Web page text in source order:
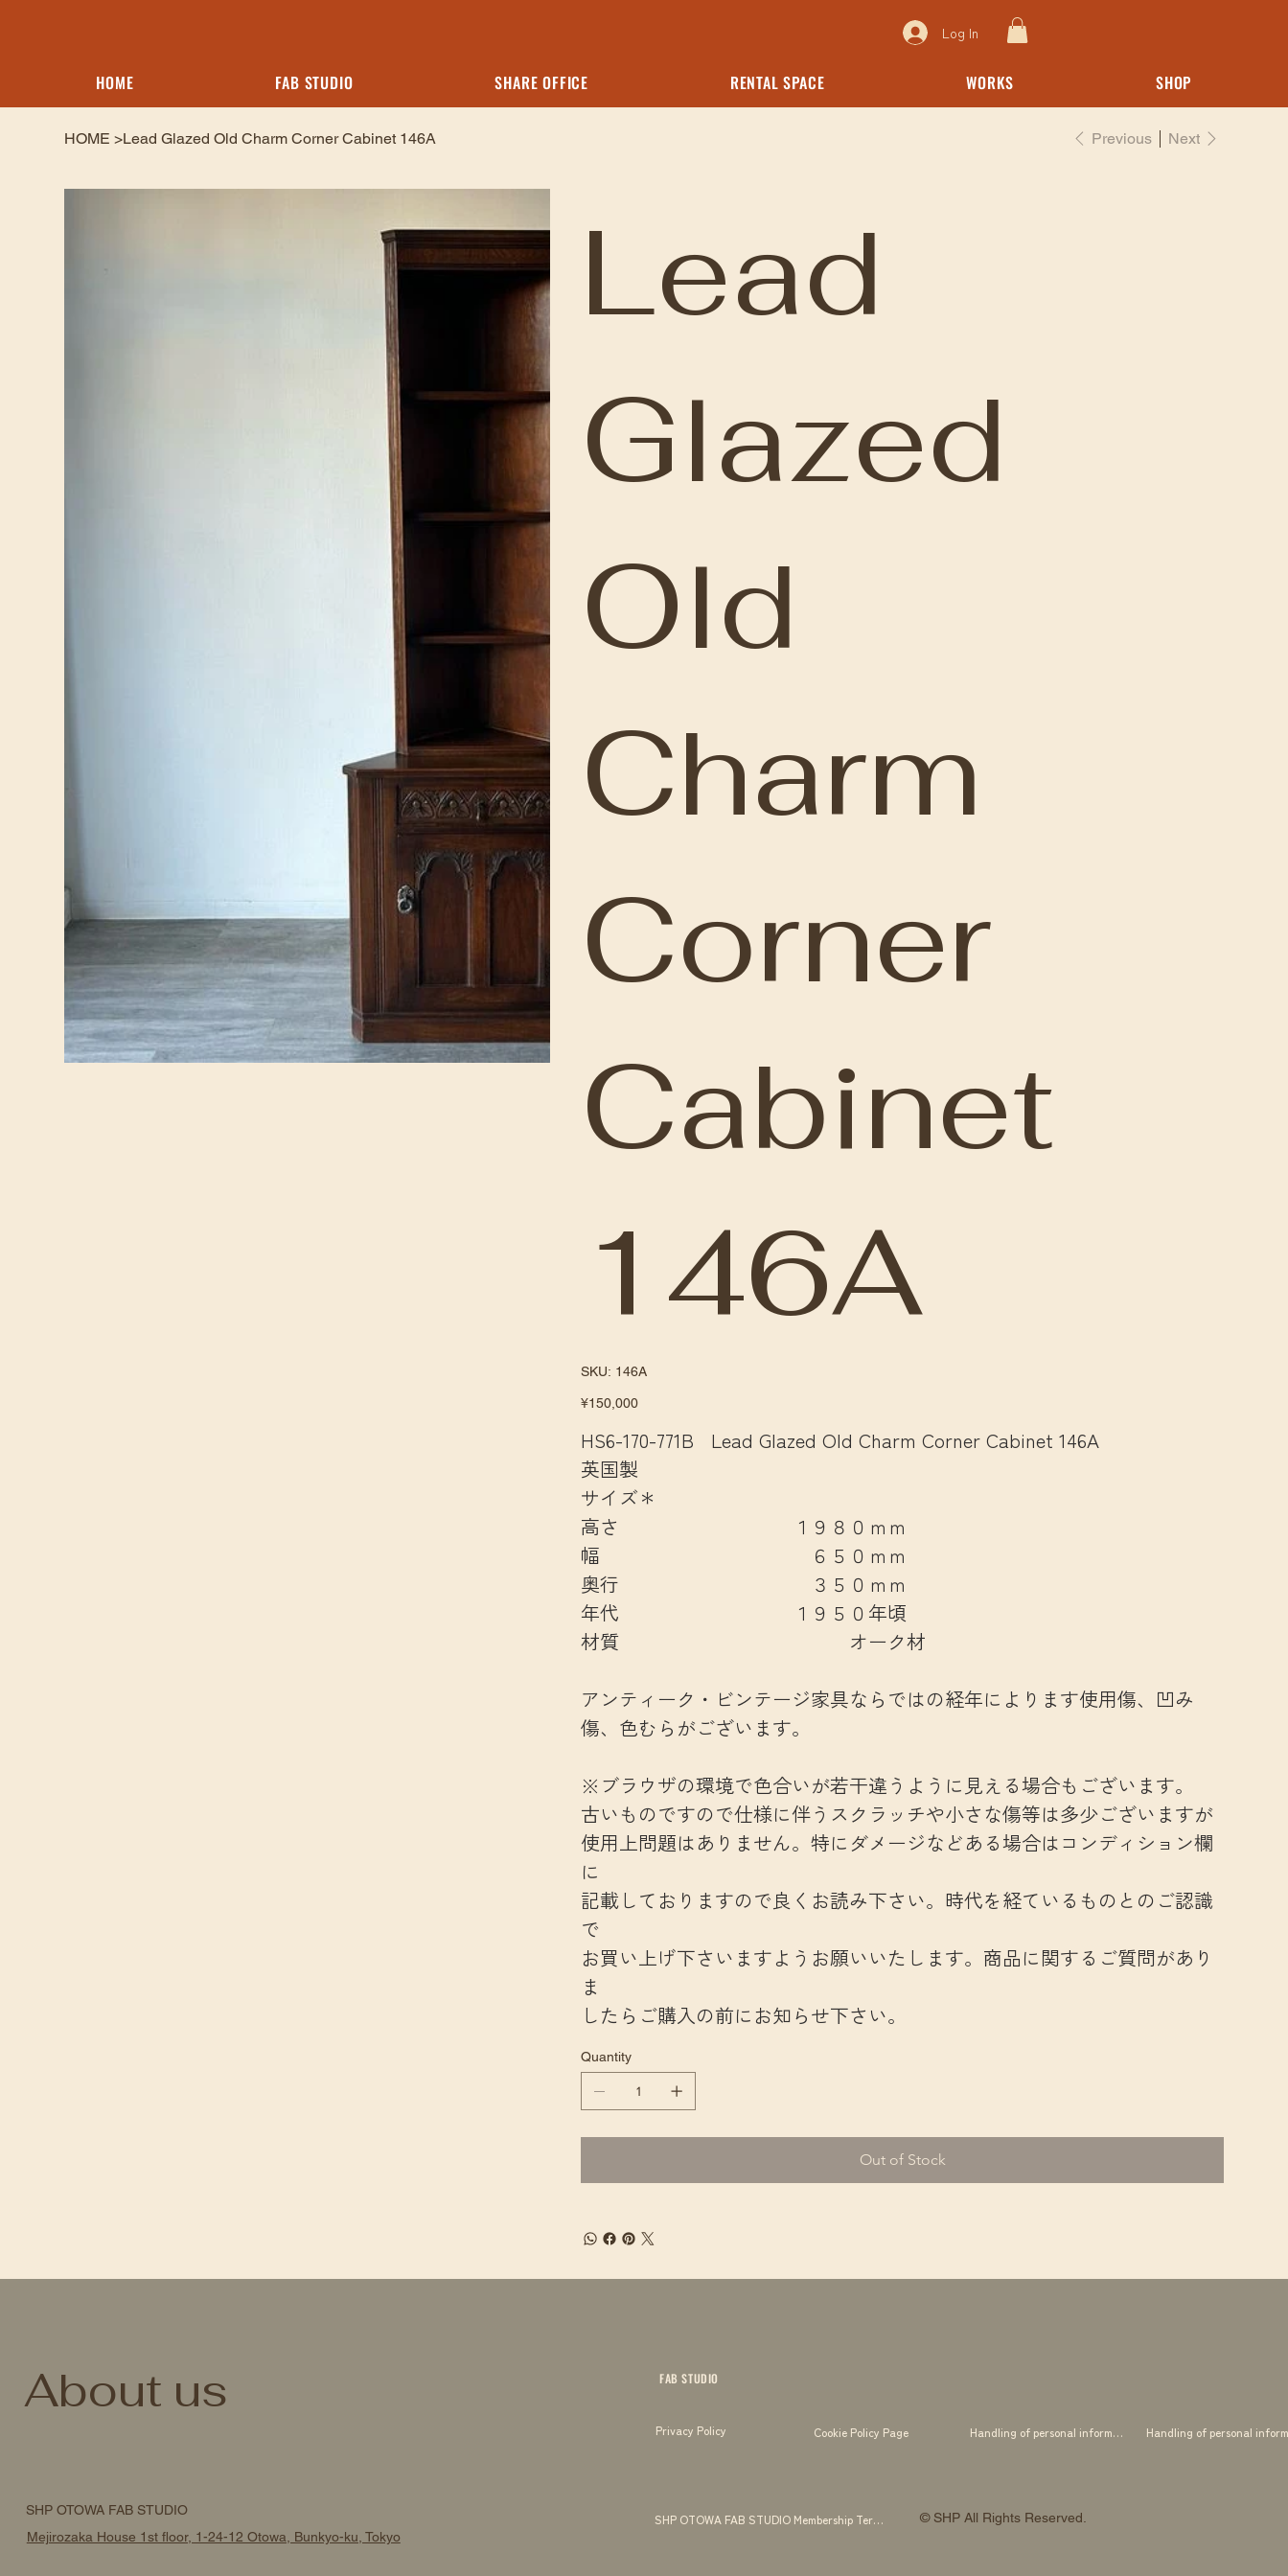
HOME FAB STUDIO SHARE OFFICE RENTAL SPACE WORKS SHOP
Log In
HOME >Lead Glazed Old Charm Corner Cabinet 146A Previous Next
Lead
Glazed
Old
Charm
Corner
Cabinet
146A
SKU: SKU
146A
146A
Price
¥150,000
HS6-170-771B Lead Glazed Old Charm Corner Cabinet 146A
英国製
サイズ＊
高さ １９８０ｍｍ
幅 ６５０ｍｍ
奥行 ３５０ｍｍ
年代 １９５０年頃
材質 オーク材
アンティーク・ビンテージ家具ならではの経年によります使用傷、凹み
傷、色むらがございます。
※ブラウザの環境で色合いが若干違うように見える場合もございます。
古いものですので仕様に伴うスクラッチや小さな傷等は多少ございますが
使用上問題はありません。特にダメージなどある場合はコンディション欄
に
記載しておりますので良くお読み下さい。時代を経ているものとのご認識
で
お買い上げ下さいますようお願いいたします。商品に関するご質問があり
ま
したらご購入の前にお知らせ下さい。
Quantity
Out of Stock
FAB STUDIO
Privacy Policy Cookie Policy Page Handling of personal information
SHP OTOWA FAB STUDIO Membership Terms and Conditions © SHP All Rights Reserved.
SHP OTOWA FAB STUDIO
Mejirozaka House 1st floor, 1-24-12 Otowa, Bunkyo-ku, Tokyo
About us